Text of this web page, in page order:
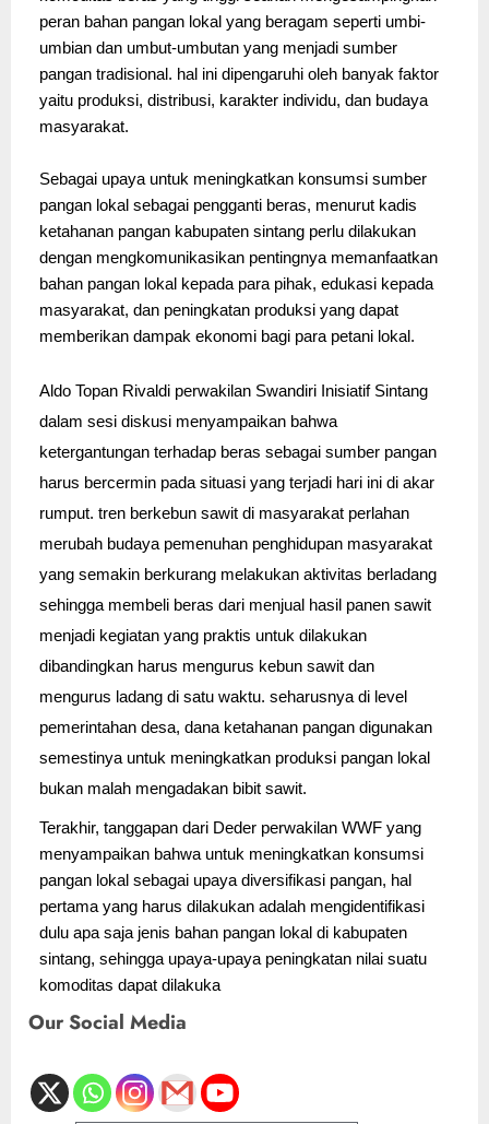
peran bahan pangan lokal yang beragam seperti umbi-
umbian dan umbut-umbutan yang menjadi sumber
pangan tradisional. hal ini dipengaruhi oleh banyak faktor
yaitu produksi, distribusi, karakter individu, dan budaya
masyarakat.
Sebagai upaya untuk meningkatkan konsumsi sumber
pangan lokal sebagai pengganti beras, menurut kadis
ketahanan pangan kabupaten sintang perlu dilakukan
dengan mengkomunikasikan pentingnya memanfaatkan
bahan pangan lokal kepada para pihak, edukasi kepada
masyarakat, dan peningkatan produksi yang dapat
memberikan dampak ekonomi bagi para petani lokal.
Aldo Topan Rivaldi perwakilan Swandiri Inisiatif Sintang
dalam sesi diskusi menyampaikan bahwa
ketergantungan terhadap beras sebagai sumber pangan
harus bercermin pada situasi yang terjadi hari ini di akar
rumput. tren berkebun sawit di masyarakat perlahan
merubah budaya pemenuhan penghidupan masyarakat
yang semakin berkurang melakukan aktivitas berladang
sehingga membeli beras dari menjual hasil panen sawit
menjadi kegiatan yang praktis untuk dilakukan
dibandingkan harus mengurus kebun sawit dan
mengurus ladang di satu waktu. seharusnya di level
pemerintahan desa, dana ketahanan pangan digunakan
semestinya untuk meningkatkan produksi pangan lokal
bukan malah mengadakan bibit sawit.
Terakhir, tanggapan dari Deder perwakilan WWF yang
menyampaikan bahwa untuk meningkatkan konsumsi
pangan lokal sebagai upaya diversifikasi pangan, hal
pertama yang harus dilakukan adalah mengidentifikasi
dulu apa saja jenis bahan pangan lokal di kabupaten
sintang, sehingga upaya-upaya peningkatan nilai suatu
komoditas dapat dilakuka
Our Social Media